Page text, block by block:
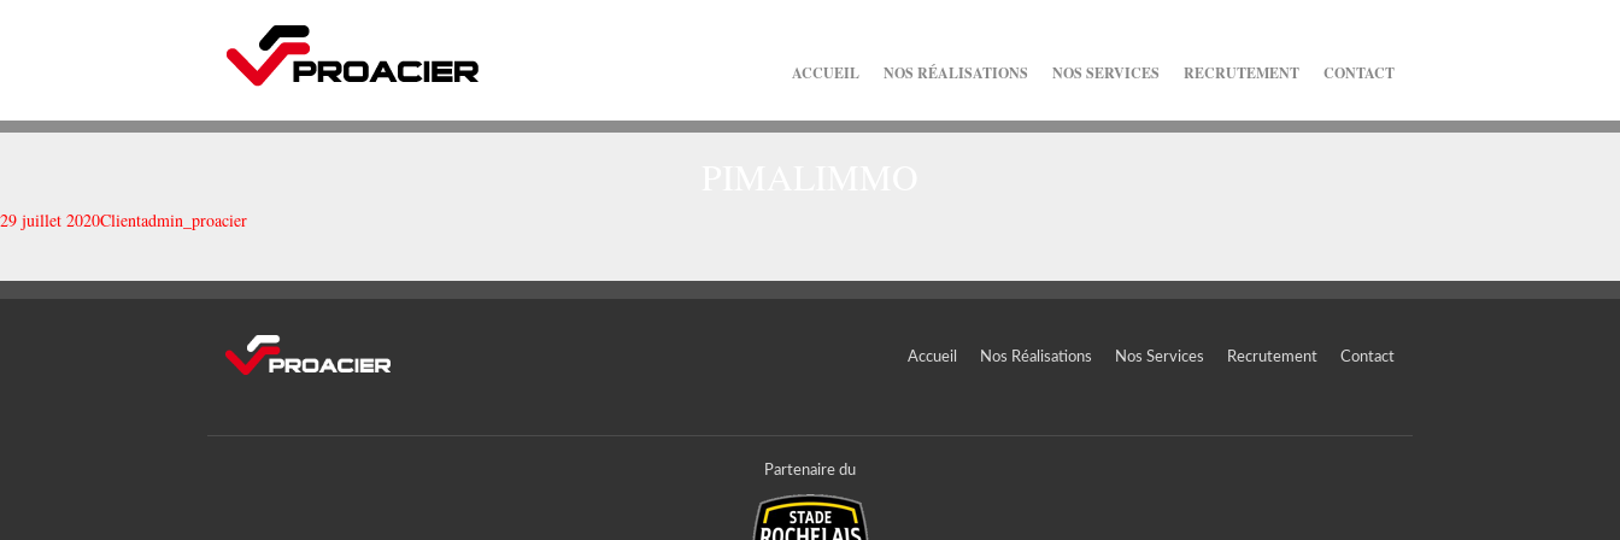
ACCUEIL NOS RÉALISATIONS NOS SERVICES RECRUTEMENT CONTACT
29 juillet 2020Clientadmin_proacier
Accueil Nos Réalisations Nos Services Recrutement Contact
Partenaire du